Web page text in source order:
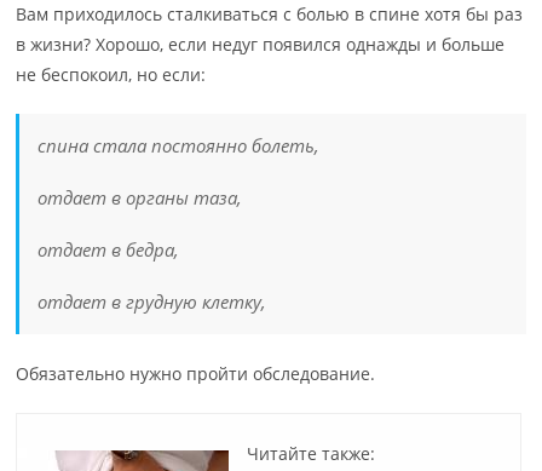
Вам приходилось сталкиваться с болью в спине хотя бы раз
в жизни? Хорошо, если недуг появился однажды и больше
не беспокоил, но если:
спина стала постоянно болеть,
отдает в органы таза,
отдает в бедра,
отдает в грудную клетку,
Обязательно нужно пройти обследование.
Читайте также: